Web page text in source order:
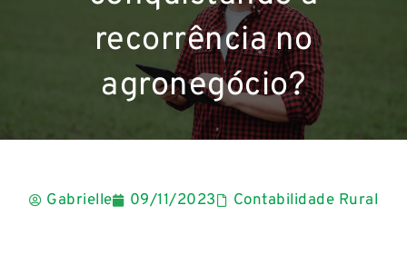
recorrência no
agronegócio?
Gabrielle 09/11/2023 Contabilidade Rural